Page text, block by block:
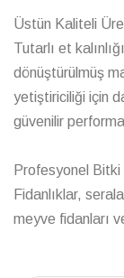
Üstün Kaliteli
Tutarlı et
dönüştürülmüş
yetiştiriciliği için
güvenilir
Profesyonel
Fidanlıklar,
meyve fidanları